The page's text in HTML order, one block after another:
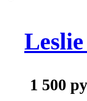
1 500